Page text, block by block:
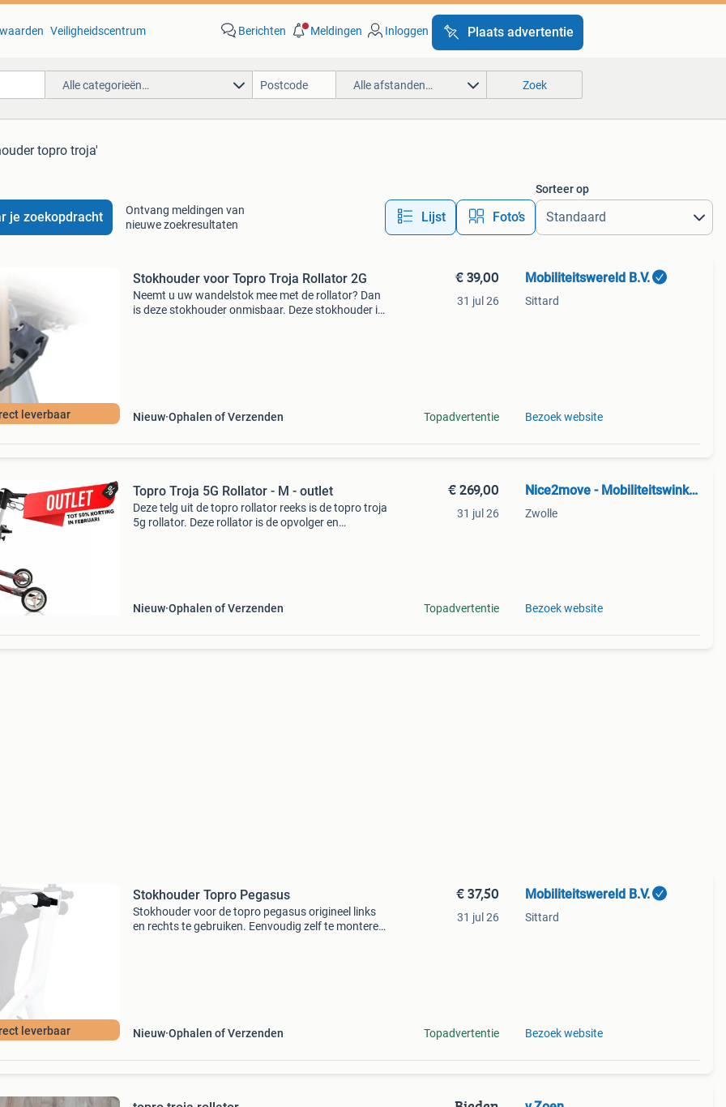
Veiligheidscentrum Berichten Meldingen Inloggen Plaats advertentie
Alle categorieën… Alle afstanden… Zoek
topro troja'
je zoekopdracht
Ontvang meldingen van
nieuwe zoekresultaten
Lijst Foto’s
Sorteer op
leverbaar
Stokhouder voor Topro Troja Rollator 2G
Neemt u uw wandelstok mee met de rollator? Dan
is deze stokhouder onmisbaar. Deze stokhouder is
Nieuw Ophalen of Verzenden
€ 39,00
31 jul 26
Topadvertentie
Mobiliteitswereld B.V.
Sittard
Bezoek website
Topro Troja 5G Rollator - M - outlet
Deze telg uit de topro rollator reeks is de topro troja
5g rollator. Deze rollator is de opvolger en
Nieuw Ophalen of Verzenden
€ 269,00
31 jul 26
Topadvertentie
Nice2move - Mobiliteitswinkel Zwolle
Zwolle
Bezoek website
leverbaar
Stokhouder Topro Pegasus
Stokhouder voor de topro pegasus origineel links
en rechts te gebruiken. Eenvoudig zelf te monteren
Nieuw Ophalen of Verzenden
€ 37,50
31 jul 26
Topadvertentie
Mobiliteitswereld B.V.
Sittard
Bezoek website